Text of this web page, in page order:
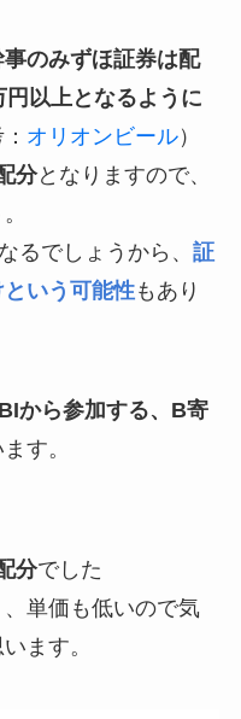
事のみずほ証券は配
以上となるように
オリオンビール）
分となりますので、
るでしょうから、 証
いう可能性もあり
から参加する、B寄
す。
分でした
単価も低いので気
ます。